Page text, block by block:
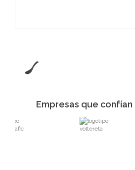
Empresas que